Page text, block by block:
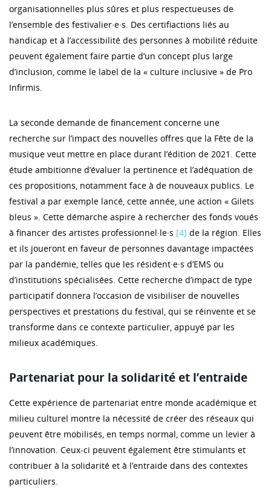
organisationnelles plus sûres et plus respectueuses de
l’ensemble des festivalier·e·s. Des certifiactions liés au
handicap et à l’accessibilité des personnes à mobilité réduite
peuvent également faire partie d’un concept plus large
d’inclusion, comme le label de la « culture inclusive » de Pro
Infirmis.
La seconde demande de financement concerne une
recherche sur l’impact des nouvelles offres que la Fête de la
musique veut mettre en place durant l’édition de 2021. Cette
étude ambitionne d’évaluer la pertinence et l’adéquation de
ces propositions, notamment face à de nouveaux publics. Le
festival a par exemple lancé, cette année, une action « Gilets
bleus ». Cette démarche aspire à rechercher des fonds voués
à financer des artistes professionnel·le·s [4] de la région. Elles
et ils joueront en faveur de personnes davantage impactées
par la pandémie, telles que les résident·e·s d’EMS ou
d’institutions spécialisées. Cette recherche d’impact de type
participatif donnera l’occasion de visibiliser de nouvelles
perspectives et prestations du festival, qui se réinvente et se
transforme dans ce contexte particulier, appuyé par les
milieux académiques.
Partenariat pour la solidarité et l’entraide
Cette expérience de partenariat entre monde académique et
milieu culturel montre la nécessité de créer des réseaux qui
peuvent être mobilisés, en temps normal, comme un levier à
l’innovation. Ceux-ci peuvent également être stimulants et
contribuer à la solidarité et à l’entraide dans des contextes
particuliers.